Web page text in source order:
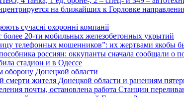
на ближайших к Горловке
сучасні охоронні компанії
более 20-ти мобильных железобетонных укрытий
телефонных мошенников”: их жертвами якобы
россиян: оккупанты сначала сообщали о
стадион и в Одессе
оборону Донецкой области
жителя Донецкой области и ранениям
почты, остановлена работа Станции